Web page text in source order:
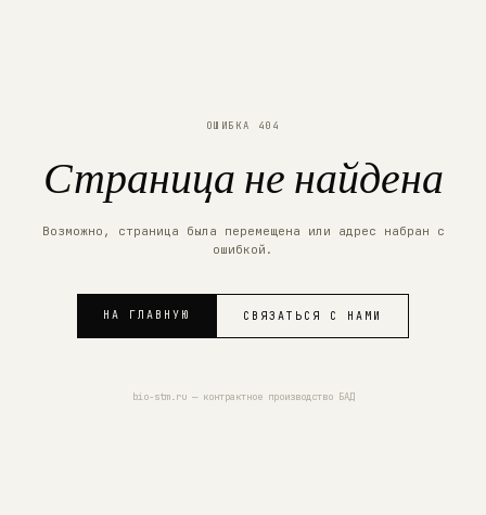
ОШИБКА 404
Страница не найдена
Возможно, страница была перемещена или адрес набран с
ошибкой.
НА ГЛАВНУЮ СВЯЗАТЬСЯ С НАМИ
bio-stm.ru — контрактное производство БАД